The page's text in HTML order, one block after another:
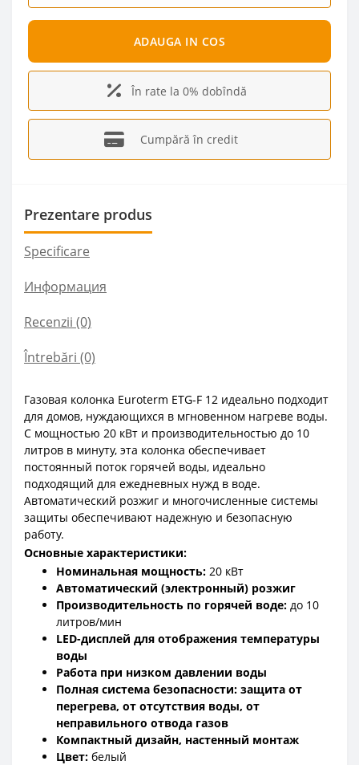
ADAUGA IN COS
În rate la 0% dobîndă
Cumpără în credit
Prezentare produs
Specificare
Информация
Recenzii (0)
Întrebări (0)
Газовая колонка Euroterm ETG-F 12 идеально подходит
для домов, нуждающихся в мгновенном нагреве воды.
С мощностью 20 кВт и производительностью до 10
литров в минуту, эта колонка обеспечивает
постоянный поток горячей воды, идеально
подходящий для ежедневных нужд в воде.
Автоматический розжиг и многочисленные системы
защиты обеспечивают надежную и безопасную
работу.
Основные характеристики:
Номинальная мощность: 20 кВт
Автоматический (электронный) розжиг
Производительность по горячей воде: до 10
литров/мин
LED-дисплей для отображения температуры
воды
Работа при низком давлении воды
Полная система безопасности: защита от
перегрева, от отсутствия воды, от
неправильного отвода газов
Компактный дизайн, настенный монтаж
Цвет: белый